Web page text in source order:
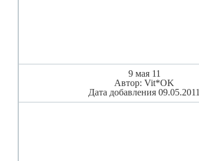
9 мая 11
Автор: Vit*OK
Дата добавления 09.05.2011